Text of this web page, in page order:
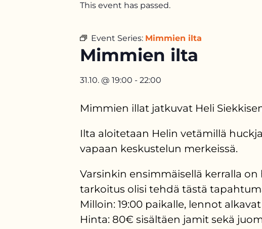
This event has passed.
Event Series: Mimmien ilta
Mimmien ilta
31.10. @ 19:00 - 22:00
Mimmien illat jatkuvat Heli
Ilta aloitetaan Helin vetämillä
vapaan keskustelun merkeissä.
Varsinkin ensimmäisellä kerralla
tarkoitus olisi tehdä tästä
Milloin: 19:00 paikalle, lennot alkavat
Hinta: 80€ sisältäen jamit sekä